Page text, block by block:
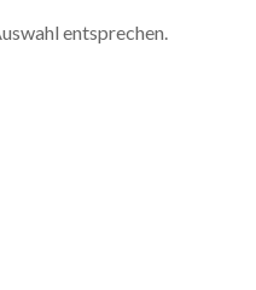
entsprechen.